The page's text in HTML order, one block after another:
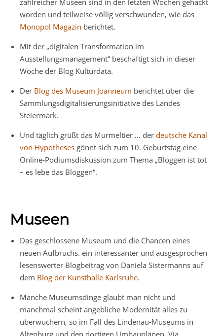
zahlreicher Museen sind in den letzten Wochen gehackt
worden und teilweise völlig verschwunden, wie das
Monopol Magazin berichtet.
Mit der „digitalen Transformation im
Ausstellungsmanagement“ beschäftigt sich in dieser
Woche der Blog Kulturdata.
Der Blog des Museum Joanneum berichtet über die
Sammlungsdigitalisierungsinitiative des Landes
Steiermark.
Und täglich grüßt das Murmeltier … der deutsche Kanal
von Hypotheses gönnt sich zum 10. Geburtstag eine
Online-Podiumsdiskussion zum Thema „Bloggen ist tot
– es lebe das Bloggen“.
Museen
Das geschlossene Museum und die Chancen eines
neuen Aufbruchs. ein interessanter und ausgesprochen
lesenswerter Blogbeitrag von Daniela Sistermanns auf
dem Blog der Kunsthalle Karlsruhe.
Manche Museumsdinge glaubt man nicht und
manchmal scheint angebliche Modernität alles zu
überwuchern, so im Fall des Lindenau-Museums in